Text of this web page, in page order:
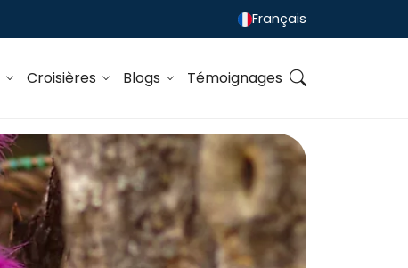
Français
Croisières Blogs Témoignages